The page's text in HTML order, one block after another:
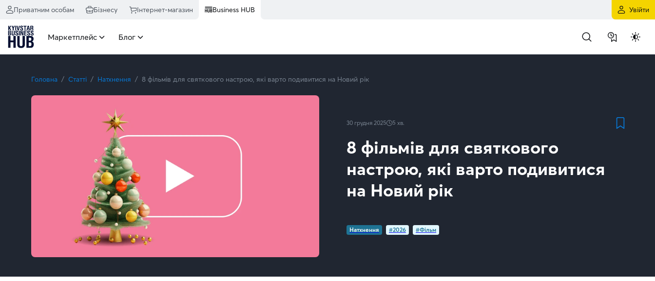
Приватним особам Бізнесу Інтернет-магазин Business HUB Увійти
Маркетплейс Блог
Головна Статті Натхнення 8 фільмів для святкового настрою, які варто подивитися на Новий рік
30 грудня 2025 5 хв.
8 фільмів для святкового
настрою, які варто подивитися
на Новий рік
Натхнення #2026 #Фільм